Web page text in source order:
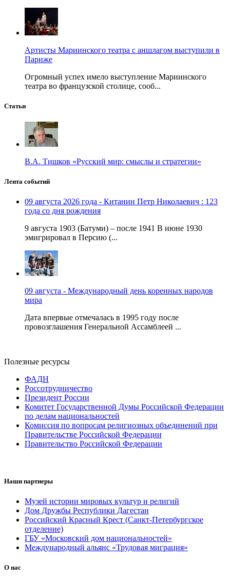
Артисты Мариинского театра с аншлагом выступили в
Париже
Огромный успех имело выступление Мариинского
театра во французской столице, сооб...
Статьи
В.А. Тишков «Русский мир: смыслы и стратегии»
Лента событий
09 августа 2026 года - Китанин Петр Николаевич : 123
года со дня рождения
9 августа 1903 (Батуми) – после 1941 В июне 1930
эмигрировал в Персию (...
09 августа - Международный день коренных народов
мира
Дата впервые отмечалась в 1995 году после
провозглашения Генеральной Ассамблеей ...
Полезные ресурсы
ФАДН
Россотрудничество
Президент России
Комитет Государственной Думы Российской Федерации
по делам национальностей
Комиссия по вопросам религиозных объединений при
Правительстве Российской Федерации
Правительство Российской Федерации
Наши партнеры
Музей истории мировых культур и религий
Дом Дружбы Республики Дагестан
Российский Красный Крест (Санкт-Петербургское
отделение)
ГБУ «Московский дом национальностей»
Международный альянс «Трудовая миграция»
О нас